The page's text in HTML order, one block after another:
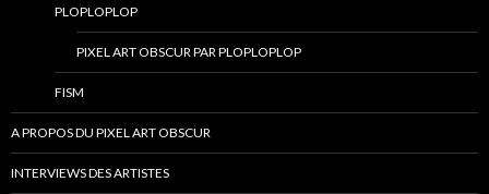
PLOPLOPLOP
PIXEL ART OBSCUR PAR PLOPLOPLOP
FISM
A PROPOS DU PIXEL ART OBSCUR
INTERVIEWS DES ARTISTES